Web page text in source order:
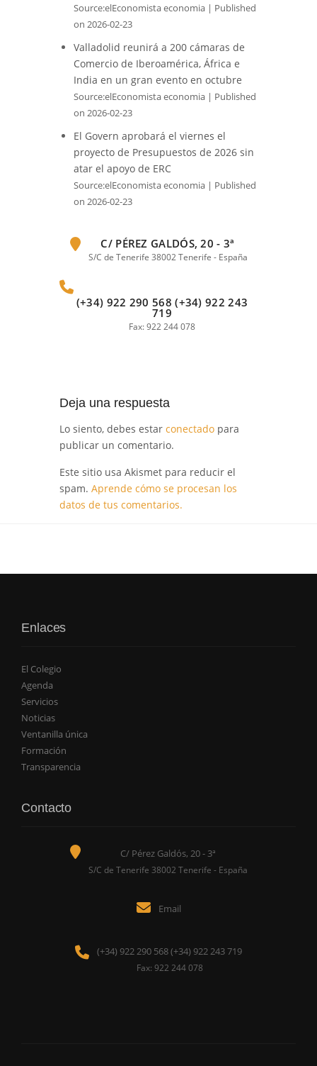
Source:elEconomista economia
Published
on 2026-02-23
Valladolid reunirá a 200 cámaras de
Comercio de Iberoamérica, África e
India en un gran evento en octubre
Source:elEconomista economia
Published
on 2026-02-23
El Govern aprobará el viernes el
proyecto de Presupuestos de 2026 sin
atar el apoyo de ERC
Source:elEconomista economia
Published
on 2026-02-23
C/ PÉREZ GALDÓS, 20 - 3ª
S/C de Tenerife 38002 Tenerife - España
(+34) 922 290 568 (+34) 922 243
719
Fax: 922 244 078
Deja una respuesta
Lo siento, debes estar conectado para
publicar un comentario.
Este sitio usa Akismet para reducir el
spam. Aprende cómo se procesan los
datos de tus comentarios.
Enlaces
El Colegio
Agenda
Servicios
Noticias
Ventanilla única
Formación
Transparencia
Contacto
C/ Pérez Galdós, 20 - 3ª
S/C de Tenerife 38002 Tenerife - España
Email
(+34) 922 290 568 (+34) 922 243 719
Fax: 922 244 078